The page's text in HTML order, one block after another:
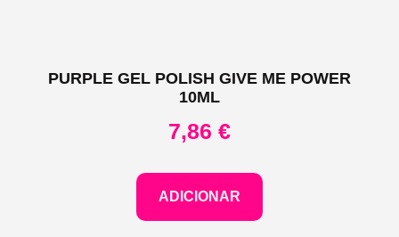
PURPLE GEL POLISH GIVE ME POWER
10ML
7,86 €
ADICIONAR